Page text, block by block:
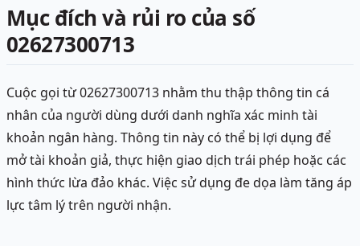
Mục đích và rủi ro của số
02627300713
Cuộc gọi từ 02627300713 nhằm thu thập thông tin cá
nhân của người dùng dưới danh nghĩa xác minh tài
khoản ngân hàng. Thông tin này có thể bị lợi dụng để
mở tài khoản giả, thực hiện giao dịch trái phép hoặc các
hình thức lừa đảo khác. Việc sử dụng đe dọa làm tăng áp
lực tâm lý trên người nhận.